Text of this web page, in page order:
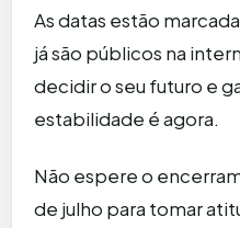
As datas estão
já são públicos na
decidir o seu futuro e
estabilidade é agora.
Não espere o
de julho para tomar